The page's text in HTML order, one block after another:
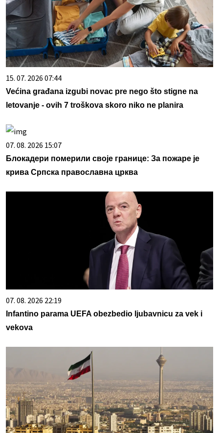
15. 07. 2026 07:44
Većina građana izgubi novac pre nego što stigne na
letovanje - ovih 7 troškova skoro niko ne planira
07. 08. 2026 15:07
Блокадери померили своје границе: За пожаре је
крива Српска православна црква
07. 08. 2026 22:19
Infantino parama UEFA obezbedio ljubavnicu za vek i
vekova